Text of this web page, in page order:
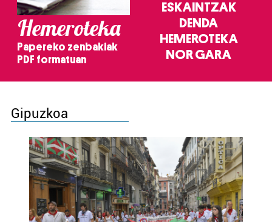
Hemeroteka
Papereko zenbakiak
PDF formatuan
ESKAINTZAK
DENDA
HEMEROTEKA
NOR GARA
Gipuzkoa